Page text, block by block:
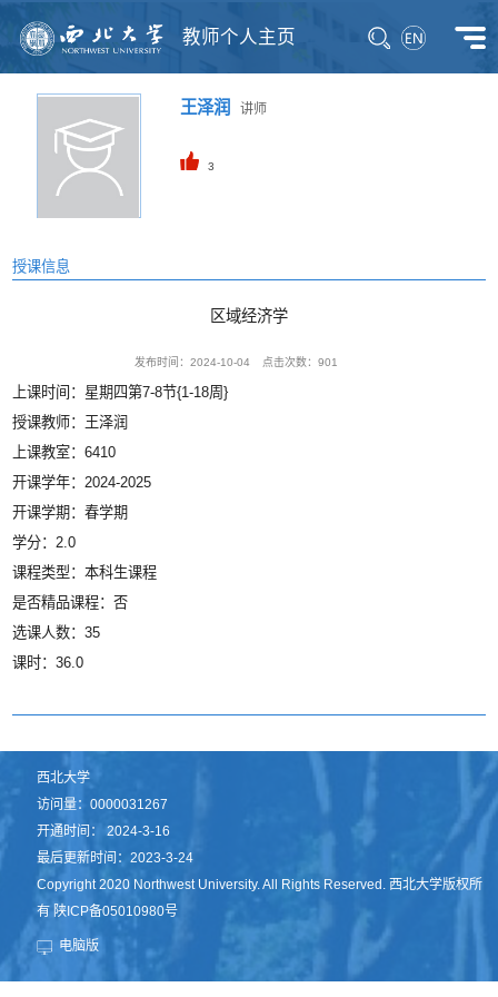
教师个人主页
王泽润 讲师
3
授课信息
区域经济学
发布时间：2024-10-04 点击次数：901
上课时间：星期四第7-8节{1-18周}
授课教师：王泽润
上课教室：6410
开课学年：2024-2025
开课学期：春学期
学分：2.0
课程类型：本科生课程
是否精品课程：否
选课人数：35
课时：36.0
西北大学
访问量：0000031267
开通时间：2024-3-16
最后更新时间：2023-3-24
Copyright 2020 Northwest University. All Rights Reserved. 西北大学版权所
有 陕ICP备05010980号
电脑版